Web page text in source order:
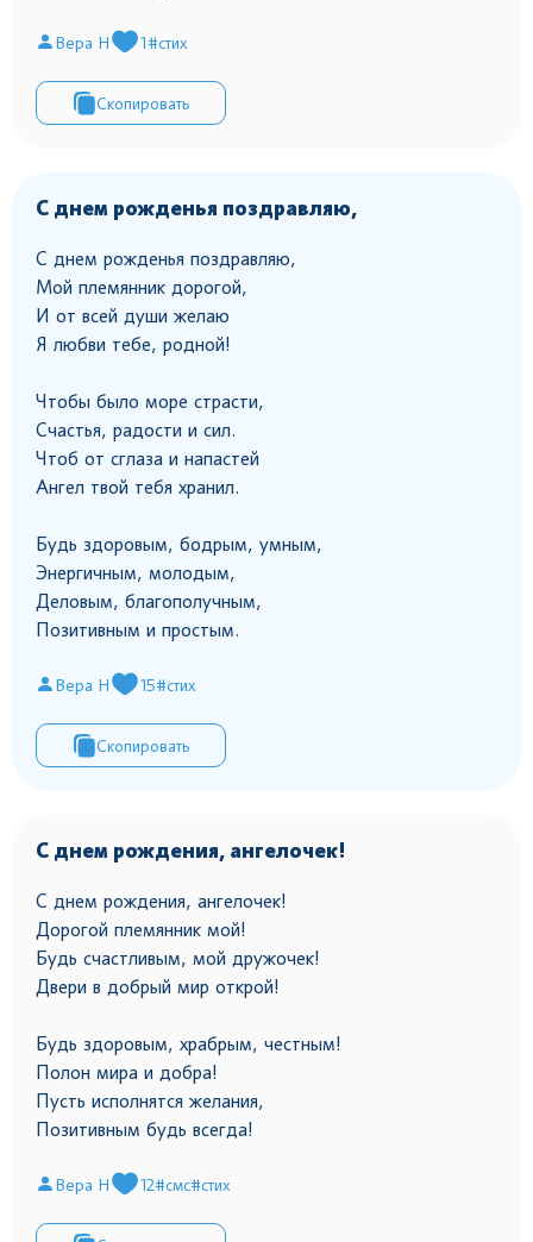
Вера Н 1#стих
Скопировать
С днем рожденья поздравляю,
С днем рожденья поздравляю,
Мой племянник дорогой,
И от всей души желаю
Я любви тебе, родной!
Чтобы было море страсти,
Счастья, радости и сил.
Чтоб от сглаза и напастей
Ангел твой тебя хранил.
Будь здоровым, бодрым, умным,
Энергичным, молодым,
Деловым, благополучным,
Позитивным и простым.
Вера Н 15#стих
Скопировать
С днем рождения, ангелочек!
С днем рождения, ангелочек!
Дорогой племянник мой!
Будь счастливым, мой дружочек!
Двери в добрый мир открой!
Будь здоровым, храбрым, честным!
Полон мира и добра!
Пусть исполнятся желания,
Позитивным будь всегда!
Вера Н 12#смс#стих